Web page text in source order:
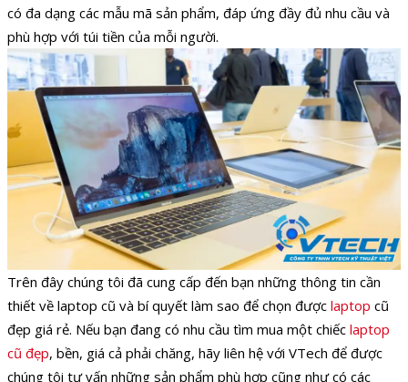
có đa dạng các mẫu mã sản phẩm, đáp ứng đầy đủ nhu cầu và
phù hợp với túi tiền của mỗi người.
Trên đây chúng tôi đã cung cấp đến bạn những thông tin cần
thiết về laptop cũ và bí quyết làm sao để chọn được laptop cũ
đẹp giá rẻ. Nếu bạn đang có nhu cầu tìm mua một chiếc laptop
cũ đẹp, bền, giá cả phải chăng, hãy liên hệ với VTech để được
chúng tôi tư vấn những sản phẩm phù hợp cũng như có các